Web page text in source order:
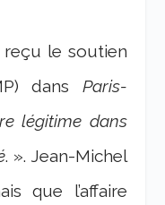
reçu le soutien
dans Paris-
légitime dans
. ». Jean-Michel
que l’affaire